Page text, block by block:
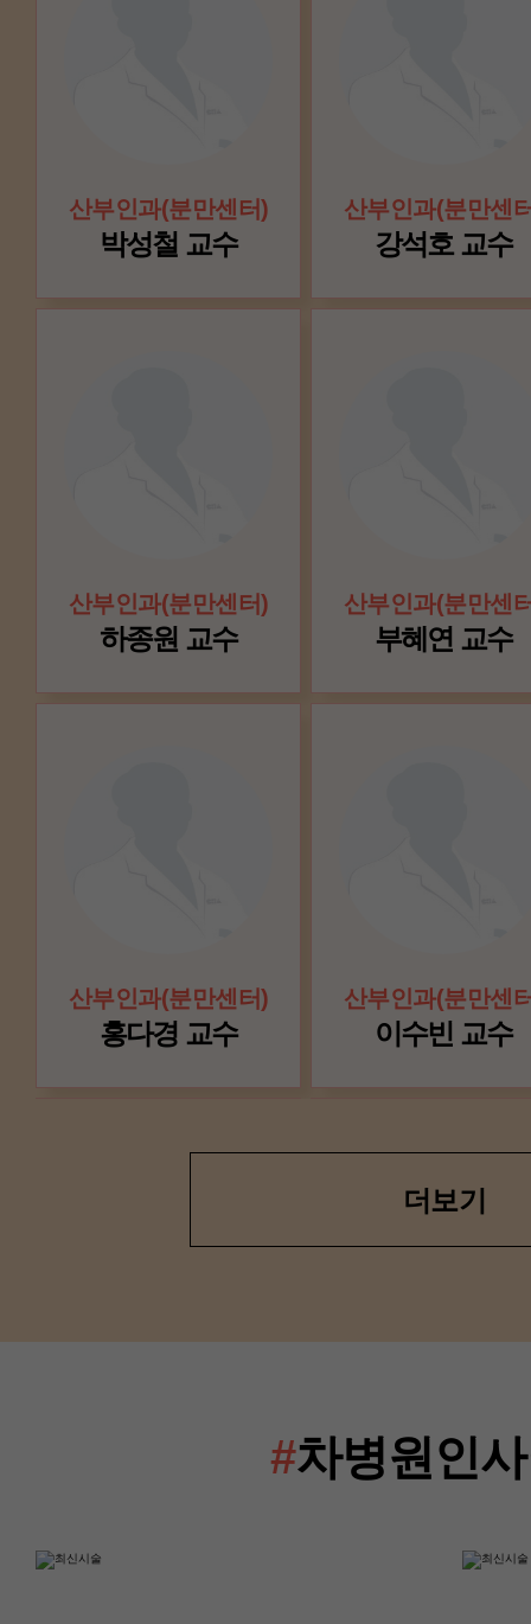
산부인과(분만센터)
박성철 교수
산부인과(분만센
강석호 교수
산부인과(분만센터)
하종원 교수
산부인과(분만센
부혜연 교수
산부인과(분만센터)
홍다경 교수
산부인과(분만센
이수빈 교수
류혜진 교수
더보기
#차병원인